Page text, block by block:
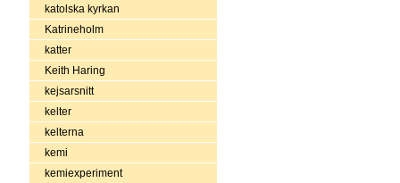
katolska kyrkan
Katrineholm
katter
Keith Haring
kejsarsnitt
kelter
kelterna
kemi
kemiexperiment